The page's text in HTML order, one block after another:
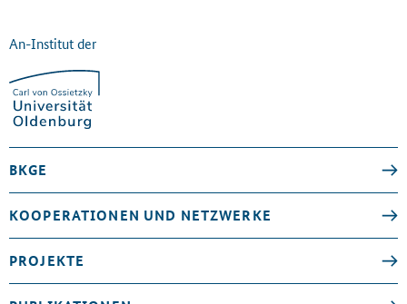
An-Institut der
BKGE
KOOPERATIONEN UND NETZWERKE
PROJEKTE